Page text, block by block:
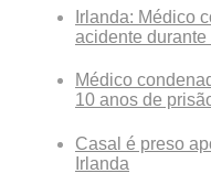
Irlanda: Médico
acidente
Médico
10 anos de
Casal é preso
Irlanda